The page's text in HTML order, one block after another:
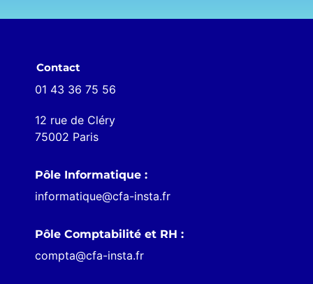
Contact
01 43 36 75 56
12 rue de Cléry
75002 Paris
Pôle Informatique :
informatique@cfa-insta.fr
Pôle Comptabilité et RH :
compta@cfa-insta.fr